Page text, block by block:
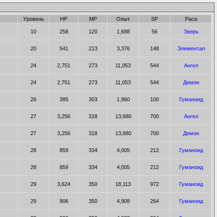
Уровень HP MP Опыт SP Раса
10 258 120 1,688 56 Зверь
20 541 213 3,376 148 Элементал
24 2,751 273 11,053 544 Ангел
24 2,751 273 11,053 544 Демон
26 385 303 1,960 100 Гуманоид
27 3,256 318 13,680 700 Ангел
27 3,256 318 13,680 700 Демон
28 859 334 4,005 212 Гуманоид
28 859 334 4,005 212 Гуманоид
29 3,624 350 18,113 972 Гуманоид
29 906 350 4,908 264 Гуманоид